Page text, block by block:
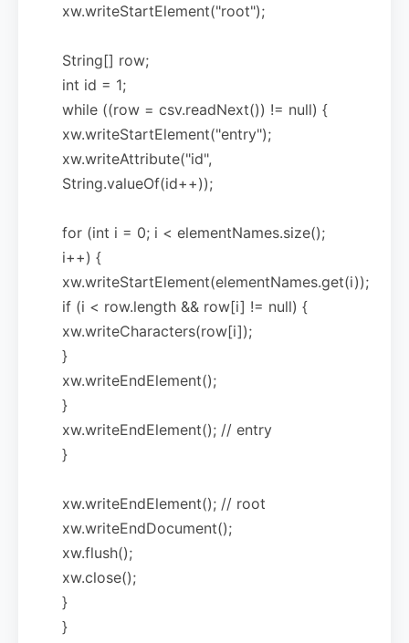
xw.writeStartElement("root");
String[] row;
int id = 1;
while ((row = csv.readNext()) != null) {
xw.writeStartElement("entry");
xw.writeAttribute("id",
String.valueOf(id++));
for (int i = 0; i < elementNames.size();
i++) {
xw.writeStartElement(elementNames.get(i));
if (i < row.length && row[i] != null) {
xw.writeCharacters(row[i]);
}
xw.writeEndElement();
}
xw.writeEndElement(); // entry
}
xw.writeEndElement(); // root
xw.writeEndDocument();
xw.flush();
xw.close();
}
}